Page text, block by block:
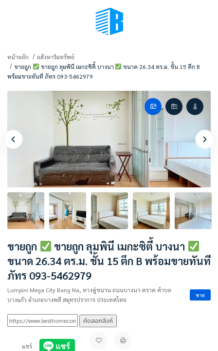
(เลือกมุมมอง)
หน้าหลัก
อสังหาริมทรัพย์
ขายถูก
ขายถูก ลุมพินี เมกะซิตี้ บางนา
ขนาด 26.34 ตร.ม. ชั้น 15 ตึก B
พร้อมขายทันที ภัทร 093-5462979
ขายถูก
ขายถูก ลุมพินี เมกะซิตี้ บางนา
ขนาด 26.34 ตร.ม. ชั้น 15 ตึก B พร้อมขายทันที
ภัทร 093-5462979
Lumpini Mega City Bang Na, ทางคู่ขนาน ถนนบางนา-ตราด ตำบล
บางแก้ว อำเภอบางพลี สมุทรปราการ ประเทศไทย
ขาย
คัดลอกลิงก์
แชร์